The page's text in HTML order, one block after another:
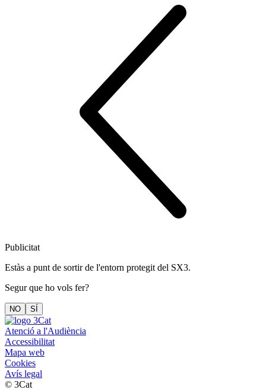
Publicitat
Estàs a punt de sortir de l'entorn protegit del SX3.
Segur que ho vols fer?
NO SÍ
Atenció a l'Audiència
Accessibilitat
Mapa web
Cookies
Avís legal
© 3Cat